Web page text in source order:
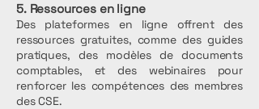
5. Ressources en ligne
Des plateformes en ligne offrent des
ressources gratuites, comme des guides
pratiques, des modèles de documents
comptables, et des webinaires pour
renforcer les compétences des membres
des CSE.